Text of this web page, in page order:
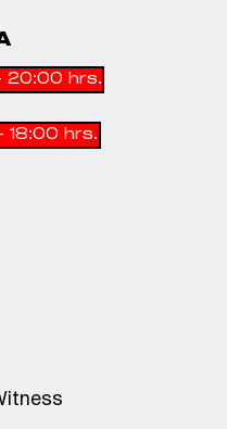
20:00 hrs.
18:00 hrs.